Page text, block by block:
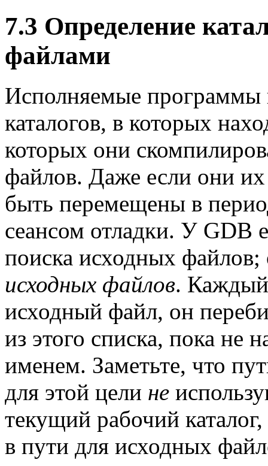
7.3 Определение
файлами
Исполняемые программы
каталогов, в которых
которых они
файлов. Даже если они
быть перемещены в
сеансом отладки. У GDB
поиска исходных файлов;
исходных файлов. Каждый
исходный файл, он
из этого списка, пока не
именем. Заметьте, что
для этой цели не
текущий рабочий
в пути для исходных